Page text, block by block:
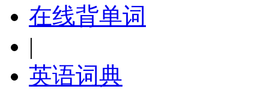
在线背单词
|
英语词典